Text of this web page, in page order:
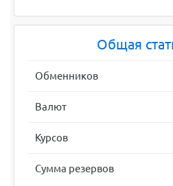
Общая
Обменников
Валют
Курсов
Сумма резервов